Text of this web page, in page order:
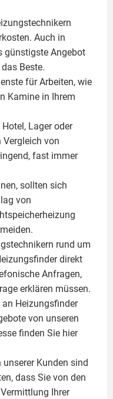
Auch in
günstigste Angebot
Beste.
für Arbeiten, wie
Kamine in Ihrem
Lager oder
Vergleich von
fast immer
sollten sich
von
rund um
direkt
Anfragen,
erklären müssen.
an Heizungsfinder
von unseren
finden Sie hier
Kunden sind
dass Sie von den
Ihrer